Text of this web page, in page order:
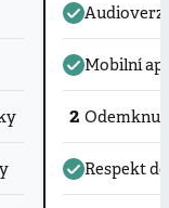
Mobilní
2
Respekt